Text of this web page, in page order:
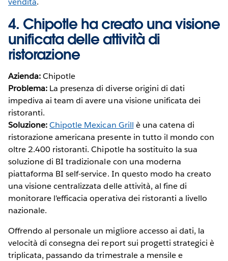
4. Chipotle ha creato una visione
unificata delle attività di
ristorazione
Azienda:Chipotle
Problema: La presenza di diverse origini di dati
impediva ai team di avere una visione unificata dei
ristoranti.
Soluzione: Chipotle Mexican Grill è una catena di
ristorazione americana presente in tutto il mondo con
oltre 2.400 ristoranti. Chipotle ha sostituito la sua
soluzione di BI tradizionale con una moderna
piattaforma BI self-service. In questo modo ha creato
una visione centralizzata delle attività, al fine di
monitorare l'efficacia operativa dei ristoranti a livello
nazionale.
Offrendo al personale un migliore accesso ai dati, la
velocità di consegna dei report sui progetti strategici è
triplicata, passando da trimestrale a mensile e